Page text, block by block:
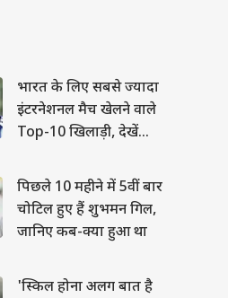
भारत के लिए सबसे ज्यादा
इंटरनेशनल मैच खेलने वाले
Top-10 खिलाड़ी, देखें
पिछले 10 महीने में 5वीं बार
चोटिल हुए हैं शुभमन गिल,
जानिए कब-क्या हुआ था
'स्किल होना अलग बात है